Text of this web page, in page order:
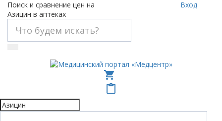
Поиск и сравнение цен на
Азицин в аптеках
Вход
shopping_cart
content_paste